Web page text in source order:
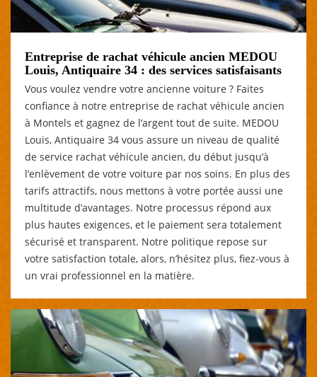
Entreprise de rachat véhicule ancien MEDOU
Louis, Antiquaire 34 : des services satisfaisants
Vous voulez vendre votre ancienne voiture ? Faites
confiance à notre entreprise de rachat véhicule ancien
à Montels et gagnez de l’argent tout de suite. MEDOU
Louis, Antiquaire 34 vous assure un niveau de qualité
de service rachat véhicule ancien, du début jusqu’à
l’enlèvement de votre voiture par nos soins. En plus des
tarifs attractifs, nous mettons à votre portée aussi une
multitude d’avantages. Notre processus répond aux
plus hautes exigences, et le paiement sera totalement
sécurisé et transparent. Notre politique repose sur
votre satisfaction totale, alors, n’hésitez plus, fiez-vous à
un vrai professionnel en la matière.